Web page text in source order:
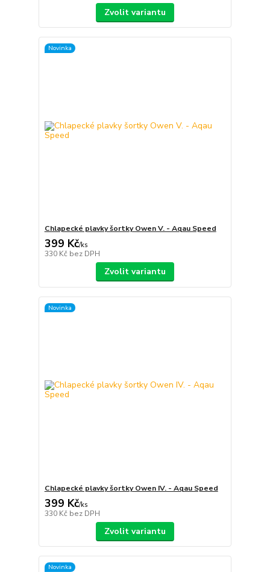
Zvolit variantu
Novinka
Chlapecké plavky šortky Owen V. - Aqau Speed
399 Kč/ks
330 Kč bez DPH
Zvolit variantu
Novinka
Chlapecké plavky šortky Owen IV. - Aqau Speed
399 Kč/ks
330 Kč bez DPH
Zvolit variantu
Novinka